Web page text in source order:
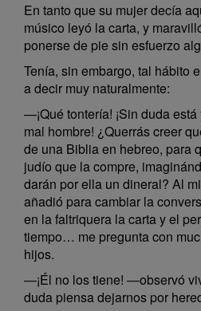
En tanto que su mujer decía
músico leyó la carta, y
ponerse de pie sin esfuerzo
Tenía, sin embargo, tal hábito
a decir muy naturalmente:
—¡Qué tontería! ¡Sin duda
mal hombre! ¿Querrás creer
de una Biblia en hebreo, para
judío que la compre,
darán por ella un dineral? Al
añadió para cambiar la
en la faltriquera la carta y el
tiempo… me pregunta con
hijos.
—¡Él no los tiene! —observó
duda piensa dejarnos por